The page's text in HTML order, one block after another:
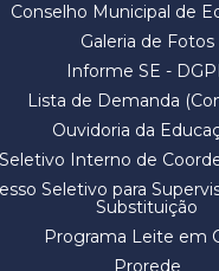
Conselho Municipal de
Galeria de Fotos
Informe SE -
Lista de Demanda
Ouvidoria da
Interno de
Seletivo para
Substituição
Programa Leite em